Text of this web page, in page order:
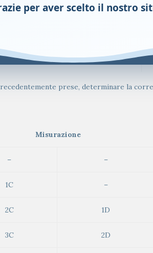
98-102
108-112
prese, determinare la
Misurazione
– –
1C –
2C 1D
3C 2D
per aver scelto il nostro